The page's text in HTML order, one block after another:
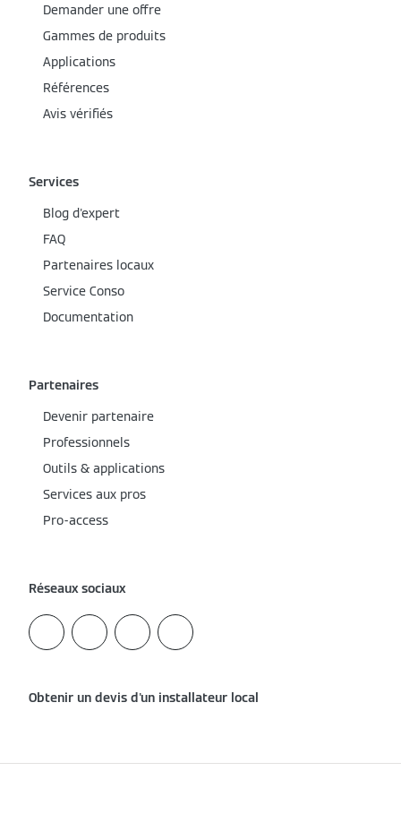
Demander une offre
Gammes de produits
Applications
Références
Avis vérifiés
Services
Blog d'expert
FAQ
Partenaires locaux
Service Conso
Documentation
Partenaires
Devenir partenaire
Professionnels
Outils & applications
Services aux pros
Pro-access
Réseaux sociaux
Obtenir un devis d'un installateur local